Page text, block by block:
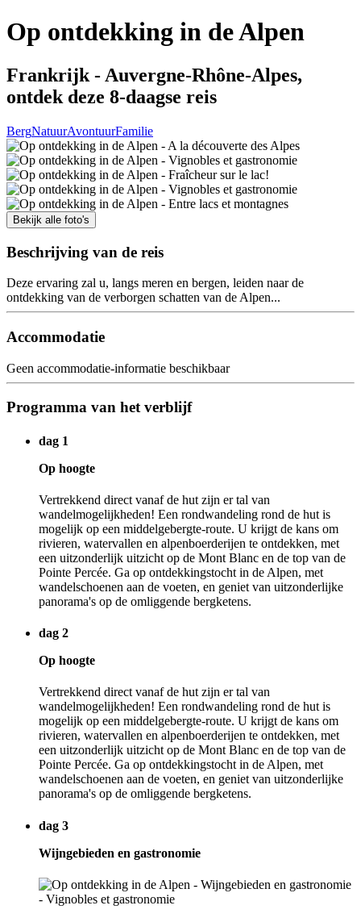
Op ontdekking in de Alpen
Frankrijk - Auvergne-Rhône-Alpes,
ontdek deze 8-daagse reis
BergNatuurAvontuurFamilie
Bekijk alle foto's
Beschrijving van de reis
Deze ervaring zal u, langs meren en bergen, leiden naar de
ontdekking van de verborgen schatten van de Alpen...
Accommodatie
Geen accommodatie-informatie beschikbaar
Programma van het verblijf
dag 1
Op hoogte
Vertrekkend direct vanaf de hut zijn er tal van
wandelmogelijkheden! Een rondwandeling rond de hut is
mogelijk op een middelgebergte-route. U krijgt de kans om
rivieren, watervallen en alpenboerderijen te ontdekken, met
een uitzonderlijk uitzicht op de Mont Blanc en de top van de
Pointe Percée. Ga op ontdekkingstocht in de Alpen, met
wandelschoenen aan de voeten, en geniet van uitzonderlijke
panorama's op de omliggende bergketens.
dag 2
Op hoogte
Vertrekkend direct vanaf de hut zijn er tal van
wandelmogelijkheden! Een rondwandeling rond de hut is
mogelijk op een middelgebergte-route. U krijgt de kans om
rivieren, watervallen en alpenboerderijen te ontdekken, met
een uitzonderlijk uitzicht op de Mont Blanc en de top van de
Pointe Percée. Ga op ontdekkingstocht in de Alpen, met
wandelschoenen aan de voeten, en geniet van uitzonderlijke
panorama's op de omliggende bergketens.
dag 3
Wijngebieden en gastronomie